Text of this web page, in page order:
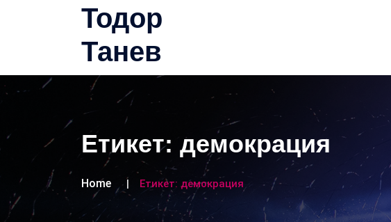
Тодор
Танев
Етикет: демокрация
Home Етикет: демокрация